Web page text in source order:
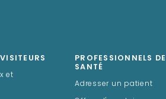
et
PROFESSIONNELS DE
SANTÉ
Adresser un patient